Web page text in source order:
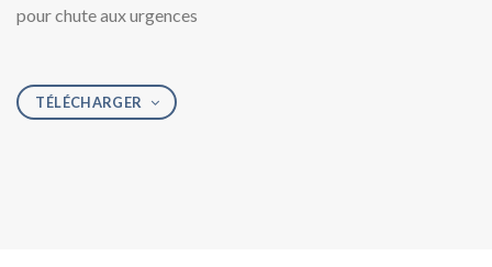
pour chute aux urgences
TÉLÉCHARGER